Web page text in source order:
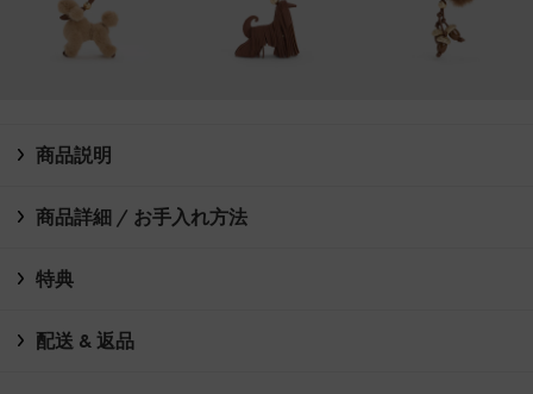
商品説明
商品詳細 / お手入れ方法
特典
配送 & 返品